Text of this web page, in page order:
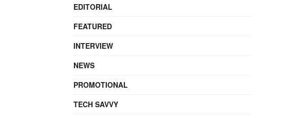
EDITORIAL
FEATURED
INTERVIEW
NEWS
PROMOTIONAL
TECH SAVVY